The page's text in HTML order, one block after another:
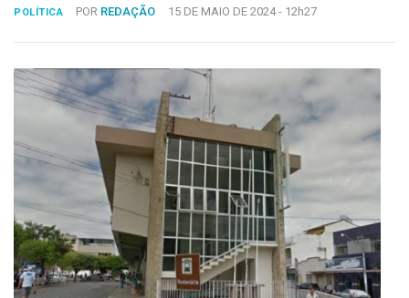
2024
Desenvolvido
Tecnologia
POLÍTICA POR REDAÇÃO 15 DE MAIO DE 2024 - 12h27